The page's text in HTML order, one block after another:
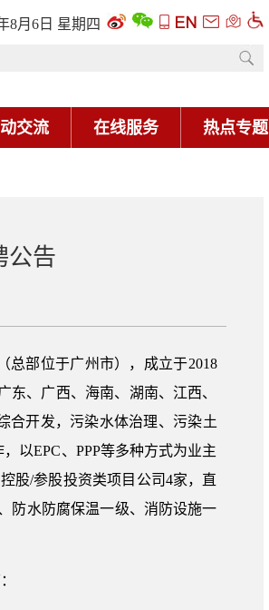
8月6日 星期四
交流 在线服务 热点专题
公告
总部位于广州市），成立于2018
、广西、海南、湖南、江西、
合开发，污染水体治理、污染土
以EPC、PPP等多种方式为业主
股/参股投资类项目公司4家，直
防水防腐保温一级、消防设施一